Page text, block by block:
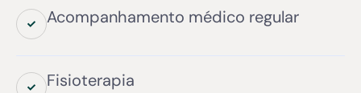
Acompanhamento médico regular
Fisioterapia